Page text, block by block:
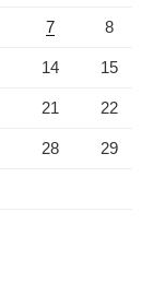
7 8
14 15
21 22
28 29